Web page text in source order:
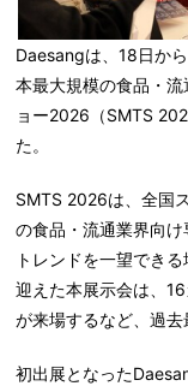
Daesangは、18日か
本最大規模の食品・
ョー2026（SMTS
た。
SMTS 2026は、全国
の食品・流通業界向
トレンドを一望でき
迎えた本展示会は、
が来場するなど、過去
初出展となった